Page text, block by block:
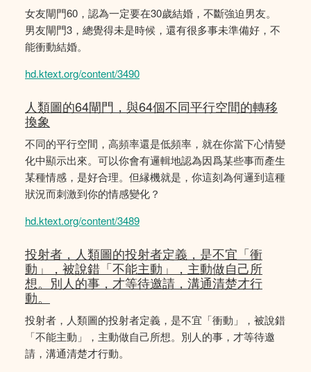
女友閘門60，認為一定要在30歲結婚，不斷強迫男友。
男友閘門3，總覺得未是時候，還有很多事未準備好，不
能衝動結婚。
hd.ktext.org/content/3490
人類圖的64閘門，與64個不同平行空間的轉移
換象
不同的平行空間，高頻率還是低頻率，就在你當下心情變
化中顯示出來。可以你會有邏輯地認為因爲某些事而產生
某種情感，是好合理。但縁機就是，你這刻為何邏到這種
狀況而刺激到你的情感變化？
hd.ktext.org/content/3489
投射者，人類圖的投射者定義，是不宜「衝
動」，被說錯「不能主動」，主動做自己所
想。別人的事，才等待邀請，溝通清楚才行
動。
投射者，人類圖的投射者定義，是不宜「衝動」，被說錯
「不能主動」，主動做自己所想。別人的事，才等待邀
請，溝通清楚才行動。